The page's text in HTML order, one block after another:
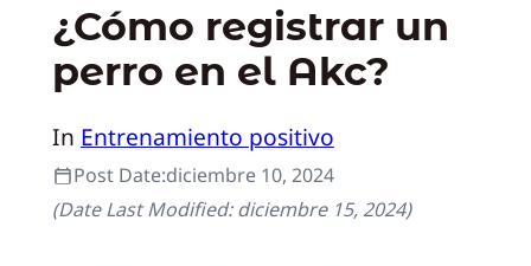
¿Cómo registrar un
perro en el Akc?
In Entrenamiento positivo
Post Date:diciembre 10, 2024
(Date Last Modified:diciembre 15, 2024)